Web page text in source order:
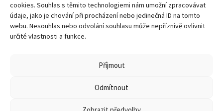
cookies. Souhlas s těmito technologiemi nám umožní zpracovávat
údaje, jako je chování při procházení nebo jedinečná ID na tomto
webu. Nesouhlas nebo odvolání souhlasu může nepříznivě ovlivnit
určité vlastnosti a funkce.
Příjmout
Odmítnout
Kariéra
Kontakty